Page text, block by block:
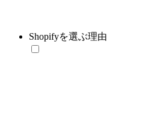
Shopifyを選ぶ理由